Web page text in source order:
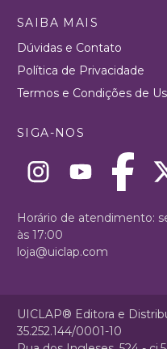
SAIBA MAIS
Dúvidas e Contato
Política de Privacidade
Termos e Condições de
SIGA-NOS
Horário de atendimento:
às 17:00
loja@uiclap.com
UICLAP® Editora e
35.252.144/0001-10